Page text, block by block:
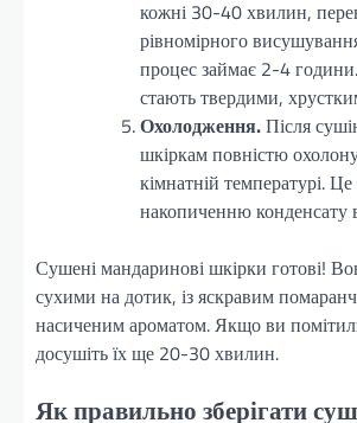
кожні 30-40 хвилин,
рівномірного
процес займає 2-4
стають твердими,
Охолодження.Після
шкіркам повністю
кімнатній температурі. Це
накопиченню конденсату
Сушені мандаринові шкірки готові!
сухими на дотик, із яскравим
насиченим ароматом. Якщо ви
досушіть їх ще 20-30 хвилин.
Як правильно зберігати